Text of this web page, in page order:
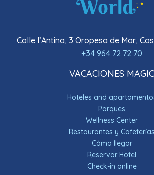
Calle l’Antina, 3 Oropesa de Mar,
+34 964 72 72 70
VACACIONES MAGIC
Hoteles and
Parques
Wellness Center
Restaurantes y Cafeterías
Cómo llegar
Reservar Hotel
Check-in online